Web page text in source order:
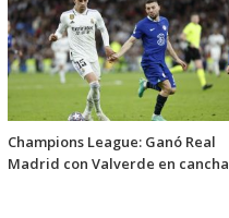
Champions League: Ganó Real
Madrid con Valverde en cancha